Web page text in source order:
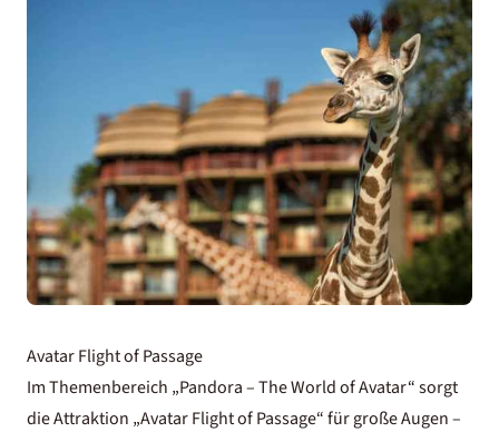
Avatar Flight of Passage
Im Themenbereich „Pandora – The World of Avatar“ sorgt
die Attraktion „Avatar Flight of Passage“ für große Augen –